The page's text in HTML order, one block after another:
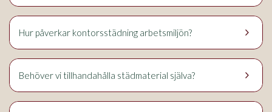
keyboard_arrow_right
Hur påverkar kontorsstädning arbetsmiljön?
keyboard_arrow_right
Behöver vi tillhandahålla städmaterial själva?